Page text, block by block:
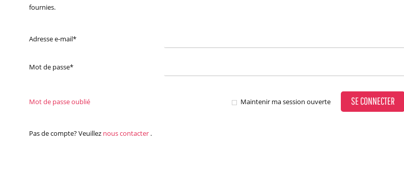
fournies.
Adresse e-mail*
Mot de passe*
Mot de passe oublié Maintenir ma session ouverte SE CONNECTER
Pas de compte? Veuillez nous contacter .